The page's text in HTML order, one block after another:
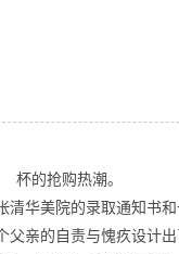
杯的抢购热潮。
清华美院的录取通知书
父亲的自责与愧疚设计